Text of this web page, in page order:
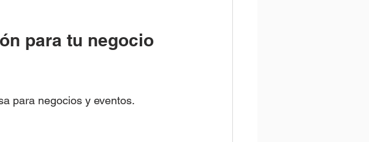
para tu negocio
para negocios y eventos.